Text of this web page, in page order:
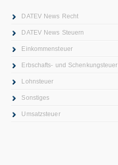
DATEV News Recht
DATEV News Steuern
Einkommensteuer
Erbschafts- und Schenkungsteuer
Lohnsteuer
Sonstiges
Umsatzsteuer